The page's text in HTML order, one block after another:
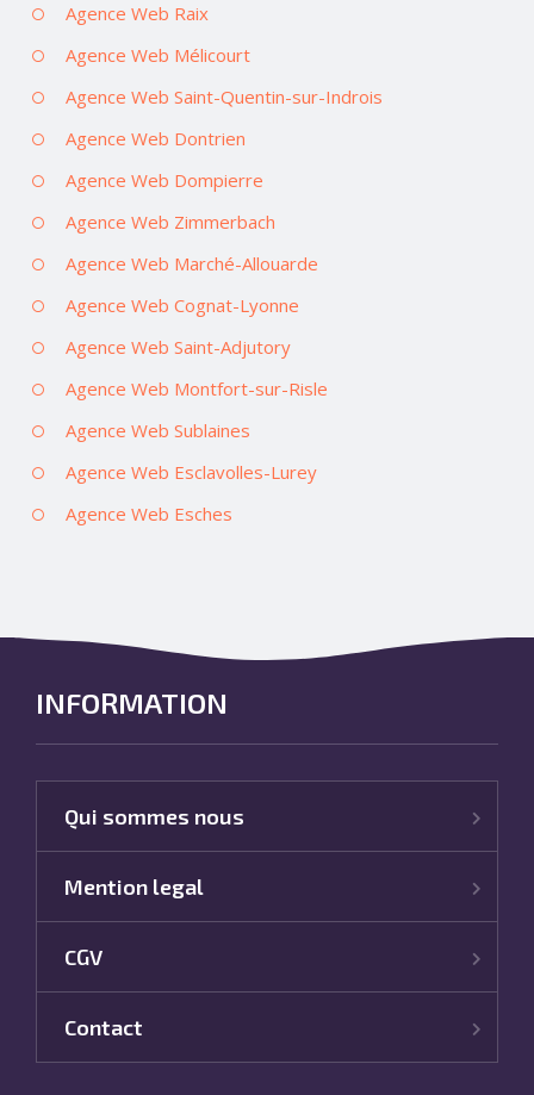
Agence Web Raix
Agence Web Mélicourt
Agence Web Saint-Quentin-sur-Indrois
Agence Web Dontrien
Agence Web Dompierre
Agence Web Zimmerbach
Agence Web Marché-Allouarde
Agence Web Cognat-Lyonne
Agence Web Saint-Adjutory
Agence Web Montfort-sur-Risle
Agence Web Sublaines
Agence Web Esclavolles-Lurey
Agence Web Esches
INFORMATION
Qui sommes nous
Mention legal
CGV
Contact